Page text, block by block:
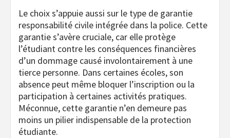
Le choix s’appuie aussi sur le type de garantie
responsabilité civile intégrée dans la police. Cette
garantie s’avère cruciale, car elle protège
l’étudiant contre les conséquences financières
d’un dommage causé involontairement à une
tierce personne. Dans certaines écoles, son
absence peut même bloquer l’inscription ou la
participation à certaines activités pratiques.
Méconnue, cette garantie n’en demeure pas
moins un pilier indispensable de la protection
étudiante.